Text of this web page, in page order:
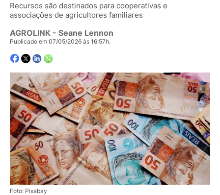
Recursos são destinados para cooperativas e
associações de agricultores familiares
AGROLINK - Seane Lennon
Publicado em 07/05/2026 às 16:57h.
Foto: Pixabay